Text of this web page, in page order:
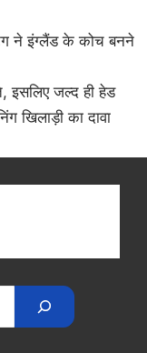
ने इंग्लैंड के कोच बनने
इसलिए जल्द ही हेड
खिलाड़ी का दावा